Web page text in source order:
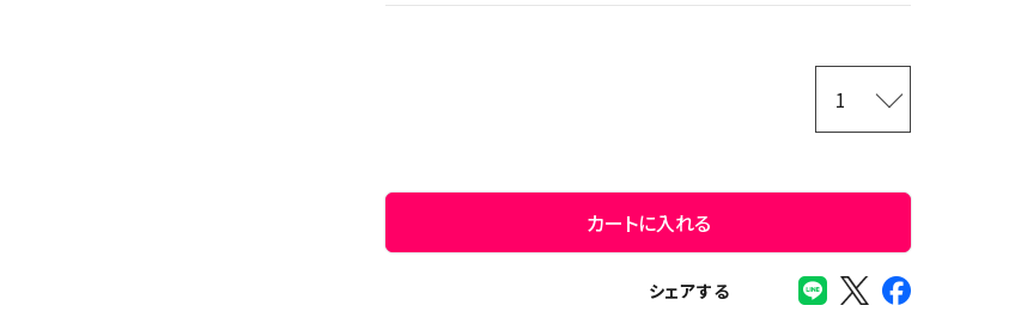
カートに入れる
シェアする